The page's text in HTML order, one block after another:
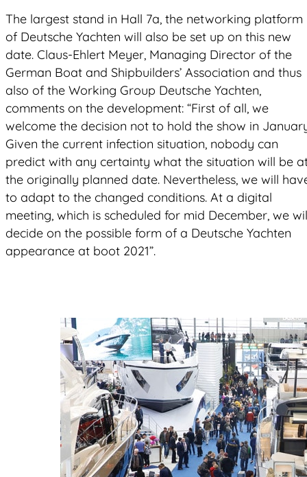
The largest stand in Hall 7a, the networking platform
of Deutsche Yachten will also be set up on this new
date. Claus-Ehlert Meyer, Managing Director of the
German Boat and Shipbuilders’ Association and thus
also of the Working Group Deutsche Yachten,
comments on the development: “First of all, we
welcome the decision not to hold the show in
Given the current infection situation, nobody can
predict with any certainty what the situation will be
the originally planned date. Nevertheless, we will
to adapt to the changed conditions. At a digital
meeting, which is scheduled for mid December, we
decide on the possible form of a Deutsche Yachten
appearance at boot 2021”.